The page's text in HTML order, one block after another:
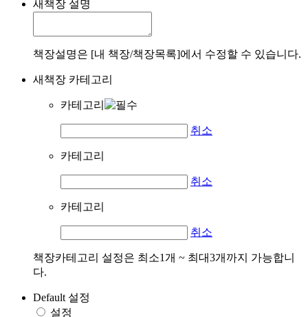
새책장 설명
책장설명은 [내 책장/책장목록]에서 수정할 수 있습니다.
새책장 카테고리
카테고리
취소
카테고리
취소
카테고리
취소
책장카테고리 설정은 최소1개 ~ 최대3개까지 가능합니
다.
Default 설정
설정